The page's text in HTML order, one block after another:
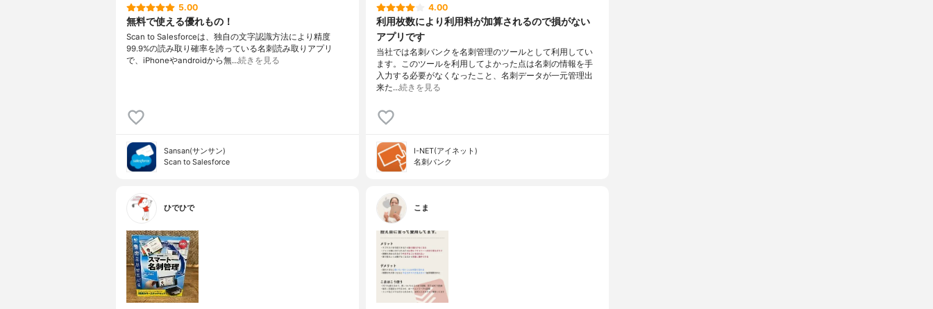
5.00
無料で使える優れもの！
Scan to Salesforceは、独自の文字認識方法により精度
99.9%の読み取り確率を誇っている名刺読み取りアプリ
で、iPhoneやandroidから無…続きを見る
Sansan(サンサン)
Scan to Salesforce
4.00
利用枚数により利用料が加算されるので損がない
アプリです
当社では名刺バンクを名刺管理のツールとして利用してい
ます。このツールを利用してよかった点は名刺の情報を手
入力する必要がなくなったこと、名刺データが一元管理出
来た…続きを見る
I-NET(アイネット)
名刺バンク
ひでひで こま